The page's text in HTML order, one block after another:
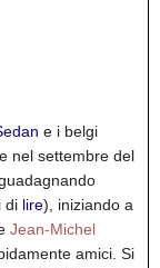
e i belgi
e nel settembre del
di lire), iniziando a
Jean-Michel
amici. Si